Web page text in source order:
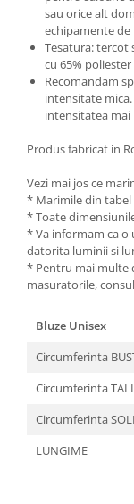
sau orice alt
echipamente de
Tesatura: tercot
cu 65%
Recomandam
intensitate
intensitatea mai
Produs fabricat in
Vezi mai jos ce
* Marimile din
* Toate
* Va informam ca o
datorita luminii si
* Pentru mai multe
masuratorile,
Bluze Unisex
Circumferinta
Circumferinta
Circumferinta
LUNGIME